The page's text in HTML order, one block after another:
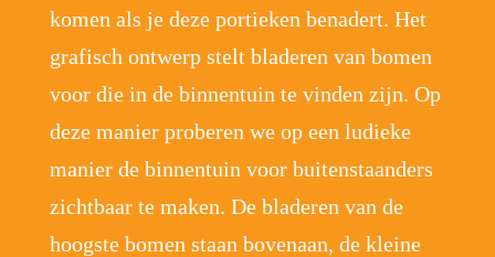
komen als je deze portieken benadert. Het
grafisch ontwerp stelt bladeren van bomen
voor die in de binnentuin te vinden zijn. Op
deze manier proberen we op een ludieke
manier de binnentuin voor buitenstaanders
zichtbaar te maken. De bladeren van de
hoogste bomen staan bovenaan, de kleine